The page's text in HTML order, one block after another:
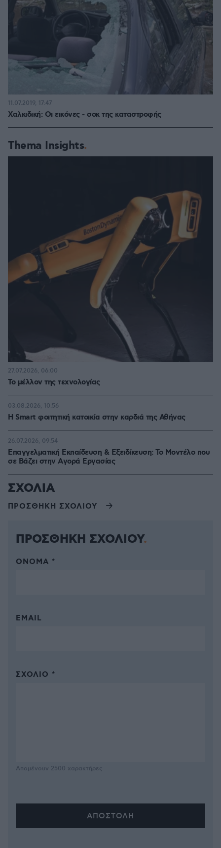
Χαλκιδική: Οι εικόνες - σοκ της καταστροφής
11.07.2019, 17:47
Thema Insights
Το μέλλον της τεχνολογίας
27.07.2026, 06:00
Η Smart φοιτητική κατοικία στην καρδιά της Αθήνας
03.08.2026, 10:56
Επαγγελματική Εκπαίδευση & Εξειδίκευση: Το Mοντέλο που
σε Bάζει στην Aγορά Eργασίας
26.07.2026, 09:54
ΣΧΟΛΙΑ
ΠΡΟΣΘΗΚΗ ΣΧΟΛΙΟΥ
ΠΡΟΣΘΗΚΗ ΣΧΟΛΙΟΥ
ΌΝΟΜΑ *
EMAIL
ΣΧΌΛΙΟ *
Απομένουν 2500 χαρακτήρες